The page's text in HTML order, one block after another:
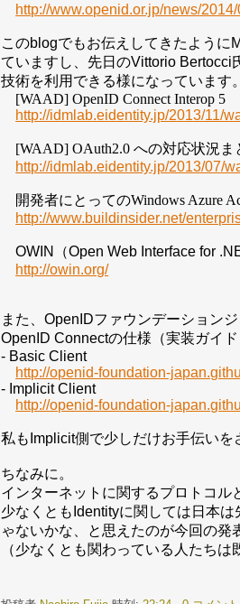
http://www.openid.or.jp/news/
このblogでもお伝えしてきたように
ていますし、先日のVittorio Bertocci
技術を利用できる様になっています。
[WAAD] OpenID Connect Interop 5
http://idmlab.eidentity.jp/2013/11/
[WAAD] OAuth2.0への対応状況ま
http://idmlab.eidentity.jp/2013/07/
開発者にとってのWindows Azure
http://www.buildinsider.net/
OWIN（Open Web Interface for
http://owin.org/
また、OpenIDファウンデーション
OpenID Connectの仕様（実装ガイド
- Basic Client
http://openid-foundation-
- Implicit Client
http://openid-foundation-
私もImplicit側で少しだけお手伝いを
ちなみに。
インターネットに関するプロトコル
少なくともIdentityに関しては日本
ゃないかな、と思えたのが今回の発
（少なくとも関わっている人たち